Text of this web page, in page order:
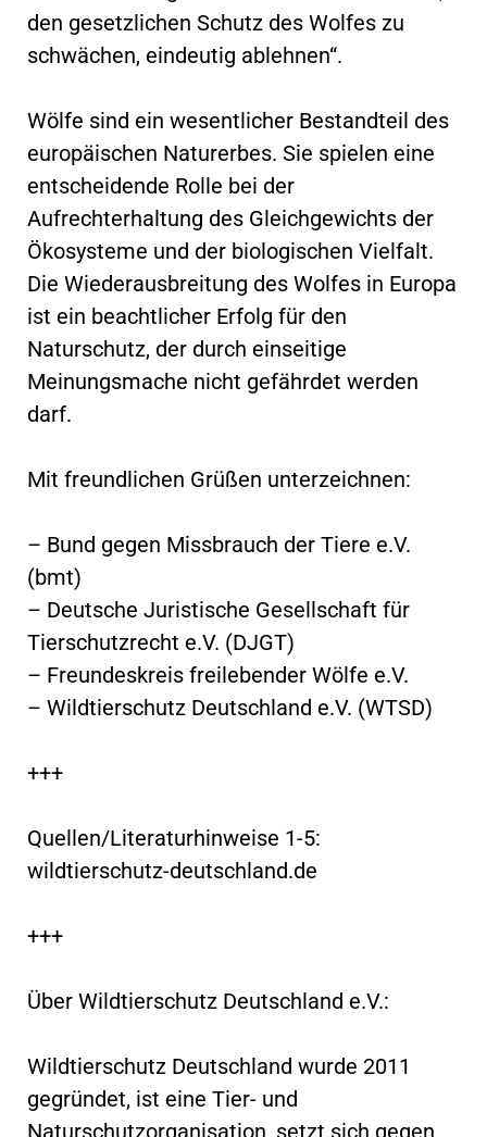
den gesetzlichen Schutz des Wolfes zu
schwächen, eindeutig ablehnen“.
Wölfe sind ein wesentlicher Bestandteil des
europäischen Naturerbes. Sie spielen eine
entscheidende Rolle bei der
Aufrechterhaltung des Gleichgewichts der
Ökosysteme und der biologischen Vielfalt.
Die Wiederausbreitung des Wolfes in Europa
ist ein beachtlicher Erfolg für den
Naturschutz, der durch einseitige
Meinungsmache nicht gefährdet werden
darf.
Mit freundlichen Grüßen unterzeichnen:
– Bund gegen Missbrauch der Tiere e.V.
(bmt)
– Deutsche Juristische Gesellschaft für
Tierschutzrecht e.V. (DJGT)
– Freundeskreis freilebender Wölfe e.V.
– Wildtierschutz Deutschland e.V. (WTSD)
+++
Quellen/Literaturhinweise 1-5:
wildtierschutz-deutschland.de
+++
Über Wildtierschutz Deutschland e.V.:
Wildtierschutz Deutschland wurde 2011
gegründet, ist eine Tier- und
Naturschutzorganisation, setzt sich gegen